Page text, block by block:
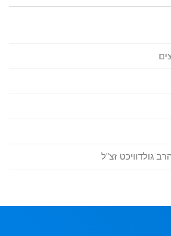
גולדוויכט זצ"ל